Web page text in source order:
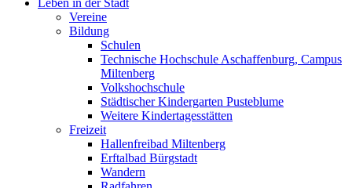
Leben in der Stadt
Vereine
Bildung
Schulen
Technische Hochschule Aschaffenburg, Campus
Miltenberg
Volkshochschule
Städtischer Kindergarten Pusteblume
Weitere Kindertagesstätten
Freizeit
Hallenfreibad Miltenberg
Erftalbad Bürgstadt
Wandern